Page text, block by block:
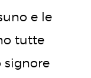
e le
tutte
signore